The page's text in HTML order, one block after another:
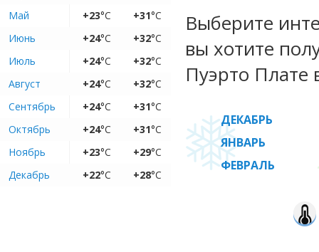
Май
+23°C +31°C
Июнь
+24°C +32°C
Июль
+24°C +32°C
Август
+24°C +32°C
Сентябрь
+24°C +31°C
Октябрь
+24°C +31°C
Ноябрь
+23°C +29°C
Декабрь
+22°C +28°C
Выберите
вы хотите
Пуэрто Плате
ДЕКАБРЬ
ЯНВАРЬ
ФЕВРАЛЬ